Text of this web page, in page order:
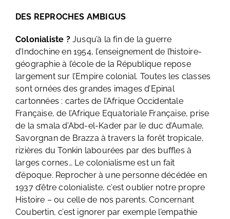
DES REPROCHES AMBIGUS
Colonialiste ? Jusqu’à la fin de la guerre
d’Indochine en 1954, l’enseignement de l’histoire-
géographie à l’école de la République repose
largement sur l’Empire colonial. Toutes les classes
sont ornées des grandes images d’Epinal
cartonnées : cartes de l’Afrique Occidentale
Française, de l’Afrique Equatoriale Française, prise
de la smala d’Abd-el-Kader par le duc d’Aumale,
Savorgnan de Brazza à travers la forêt tropicale,
rizières du Tonkin labourées par des buffles à
larges cornes… Le colonialisme est un fait
d’époque. Reprocher à une personne décédée en
1937 d’être colonialiste, c’est oublier notre propre
Histoire – ou celle de nos parents. Concernant
Coubertin, c’est ignorer par exemple l’empathie